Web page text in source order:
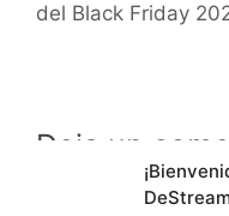
del Black Friday
Deja un
Comentario